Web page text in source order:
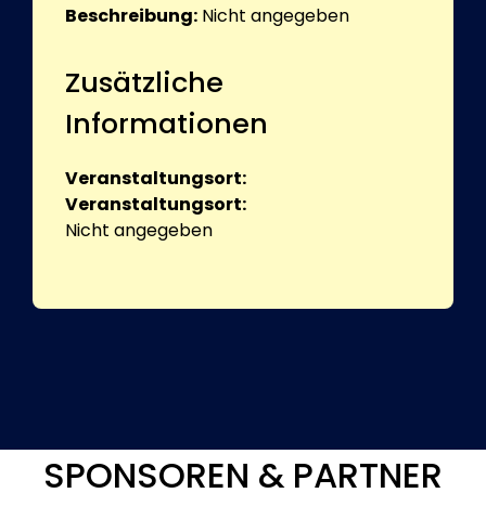
Beschreibung: Nicht angegeben
Zusätzliche
Informationen
Veranstaltungsort:
Veranstaltungsort:
Nicht angegeben
SPONSOREN & PARTNER